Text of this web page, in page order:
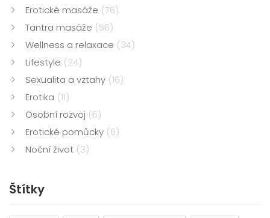
Erotické masáže (76)
Tantra masáže (56)
Wellness a relaxace (34)
Lifestyle (24)
Sexualita a vztahy (16)
Erotika (11)
Osobní rozvoj (6)
Erotické pomůcky (6)
Noční život (3)
Štítky